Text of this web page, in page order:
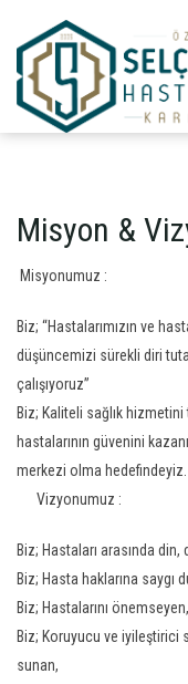
Misyon &
Misyonumuz :
Biz; “Hastalarımızın ve
düşüncemizi sürekli diri
çalışıyoruz”
Biz; Kaliteli sağlık
hastalarının güvenini
merkezi olma hedefindeyiz.
Vizyonumuz :
Biz; Hastaları arasında
Biz; Hasta haklarına saygı
Biz; Hastalarını
Biz; Koruyucu ve iyileştirici
sunan,